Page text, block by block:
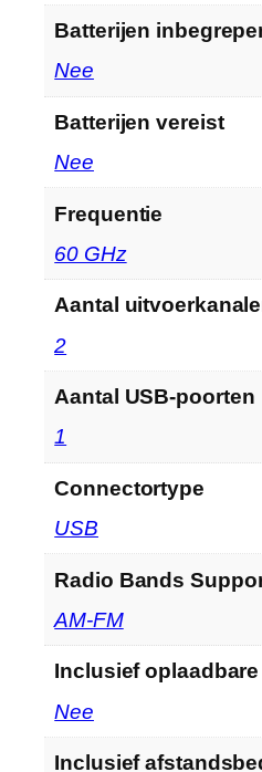
Batterijen
‎Nee
Batterijen vereist
‎Nee
Frequentie
‎60 GHz
Aantal
‎2
Aantal USB-poorten
‎1
Connectortype
‎USB
Radio Bands
‎AM-FM
Inclusief
‎Nee
Inclusief